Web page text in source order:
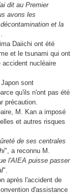
dit au Premier
avons les
et la
Daiichi ont été
et le tsunami qui ont
accident nucléaire
sont
qu'ils n'ont pas été
précaution.
M. Kan a imposé
et autres risques
de ses centrales
", a reconnu M.
l'AIEA puisse passer
".
après l'accident de
d'assistance